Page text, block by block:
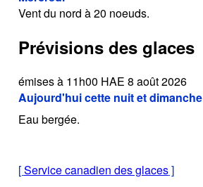
Vent du nord à 20 noeuds.
Prévisions des glaces
émises à 11h00 HAE 8 août 2026
Aujourd'hui cette nuit et dimanche
Eau bergée.
[Service canadien des glaces]